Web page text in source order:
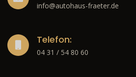
info@autohaus-fraeter.de
Telefon:
04 31 / 54 80 60